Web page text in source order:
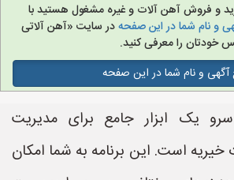
و فروش آهن آلات و غیره مشغول هستید با
و نام شما در این صفحهدر سایت «آهن آلاتی
خودتان را معرفی کنید.
و نام شما در این صفحه
سرو یک ابزار جامع برای مدیریت
است. این برنامه به شما امکان